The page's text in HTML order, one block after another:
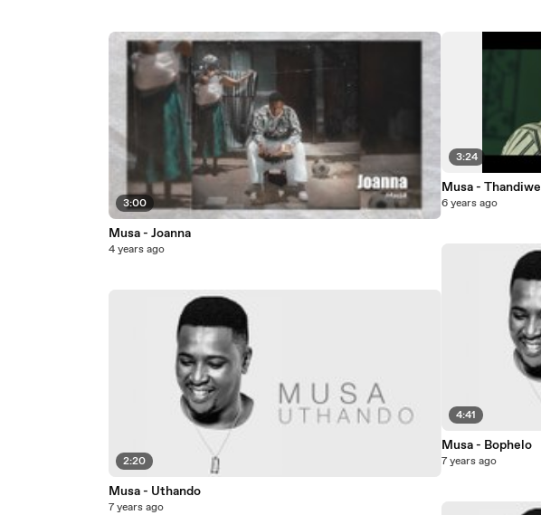
3:00
Musa - Joanna
4 years ago
2:20
Musa - Uthando
7 years ago
3:24
Musa - Thandiwe
6 years ago
4:41
Musa - Bophelo
7 years ago